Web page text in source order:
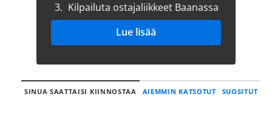
3. Kilpailuta ostajaliikkeet Baanassa
Lue lisää
SINUA SAATTAISI KIINNOSTAA AIEMMIN KATSOTUT SUOSITUT